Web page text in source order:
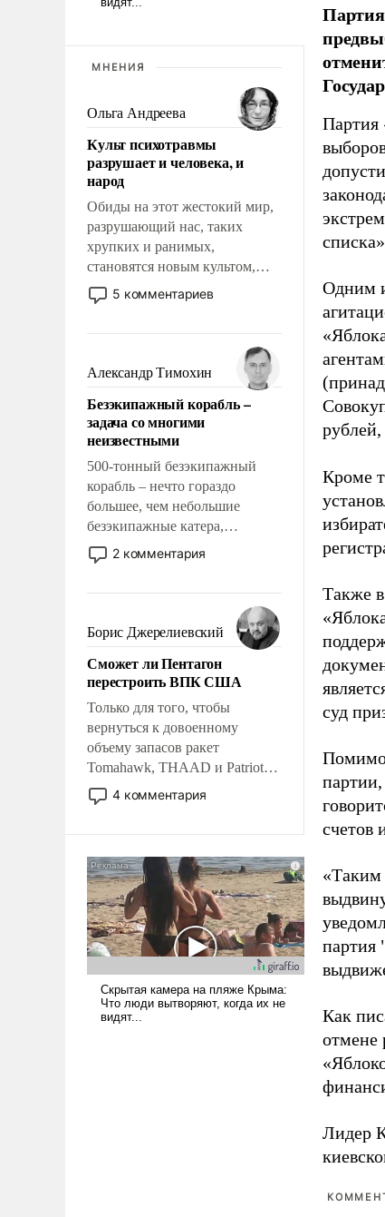
МНЕНИЯ
Ольга Андреева
Культ психотравмы
разрушает и человека, и
народ
Обиды на этот жестокий мир,
разрушающий нас, таких
хрупких и ранимых,
становятся новым культом,
постепенно вытесняя и
отменяя традиционное
мужественным и твердым под
ударами судьбы, брать на себя
ответственность, помогать
слабым, идти вперед и
адаптироваться.
5 комментариев
Александр Тимохин
Безэкипажный корабль –
задача со многими
неизвестными
500-тонный безэкипажный
корабль – нечто гораздо
большее, чем небольшие
безэкипажные катера,
применение которых уже
стало обыденностью. Задача по
сложна и амбициозна. Однако
и ее реализация радикально
поднимет наши боевые
возможности.
2 комментария
Борис Джерелиевский
Сможет ли Пентагон
перестроить ВПК США
Только для того, чтобы
вернуться к довоенному
объему запасов ракет
Tomahawk, THAAD и Patriot
США потребуется более трех
лет. Даже небольшая война с
Сложившаяся ситуация
означает многолетний период
уязвимости США, например,
перед Китаем.
4 комментария
Партия
Одним
Кроме
Также
суд
Помимо
счетов
«Таким
партия
Как
отмене
Лидер